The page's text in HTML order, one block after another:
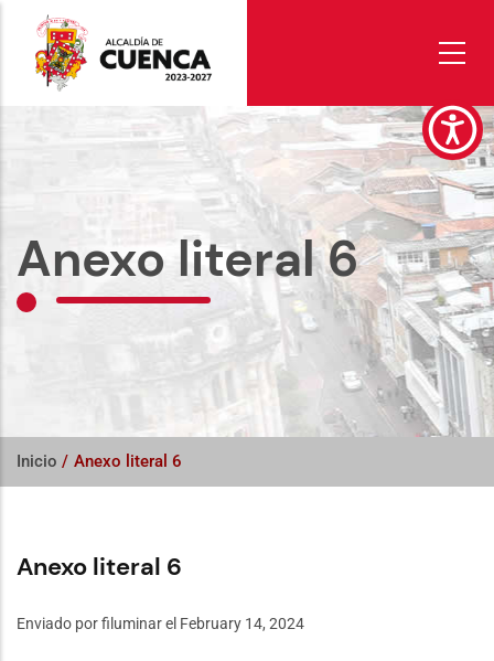
contenido
principal
Anexo literal 6
Inicio / Anexo literal 6
Anexo literal 6
Enviado porfiluminarel February 14, 2024